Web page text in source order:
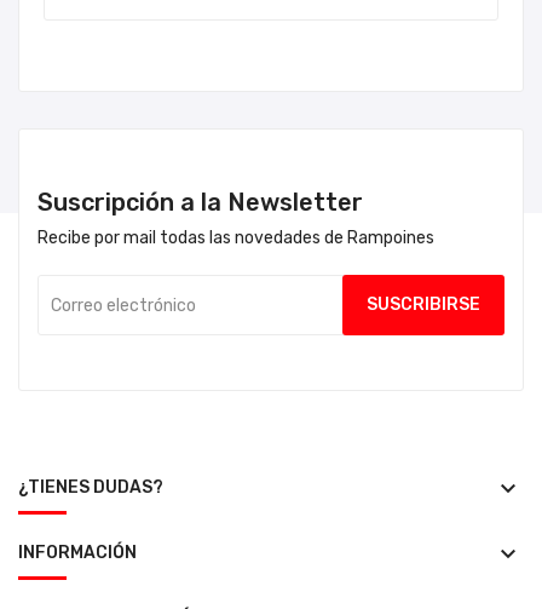
Suscripción a la Newsletter
Recibe por mail todas las novedades de Rampoines
¿TIENES DUDAS? keyboard_arrow_down
INFORMACIÓN keyboard_arrow_down